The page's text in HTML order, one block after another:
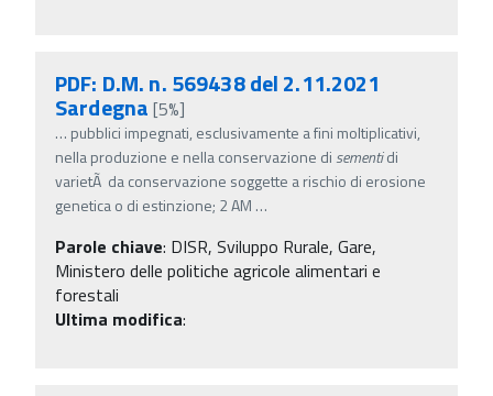
PDF: D.M. n. 569438 del 2.11.2021
Sardegna [5%]
… pubblici impegnati, esclusivamente a fini moltiplicativi,
nella produzione e nella conservazione di sementidi
varietÃ da conservazione soggette a rischio di erosione
genetica o di estinzione; 2 AM …
Parole chiave: DISR, Sviluppo Rurale, Gare,
Ministero delle politiche agricole alimentari e
forestali
Ultima modifica: